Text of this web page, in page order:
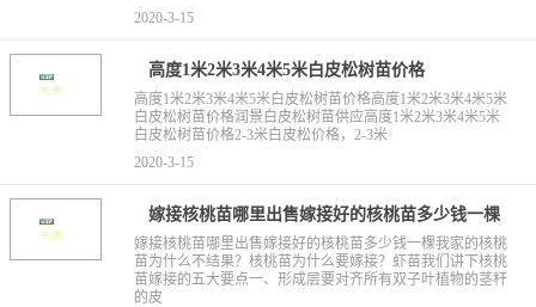
2020-3-15
高度1米2米3米4米5米白皮松树苗价格
高度1米2米3米4米5米白皮松树苗价格高度1米2米3米4米5米
白皮松树苗价格润景白皮松树苗供应高度1米2米3米4米5米
白皮松树苗价格2-3米白皮松价格，2-3米
2020-3-15
嫁接核桃苗哪里出售嫁接好的核桃苗多少钱一棵
嫁接核桃苗哪里出售嫁接好的核桃苗多少钱一棵我家的核桃
苗为什么不结果？核桃苗为什么要嫁接？虾苗我们讲下核桃
苗嫁接的五大要点一、形成层要对齐所有双子叶植物的茎秆
的皮